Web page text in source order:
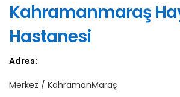
Kahramanmaraş
Hastanesi
Adres:
Merkez / KahramanMaraş